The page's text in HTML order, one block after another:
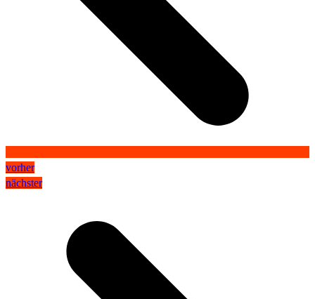
vorher
nächster